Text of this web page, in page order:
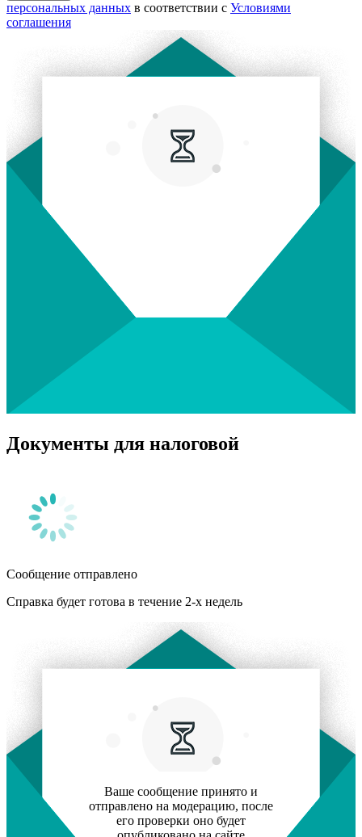
персональных данных в соответствии с Условиями
соглашения
Ваше сообщение принято и
отправлено на модерацию, после
его проверки оно будет
Документы для налоговой
Сообщение отправлено
Справка будет готова в течение 2-х недель